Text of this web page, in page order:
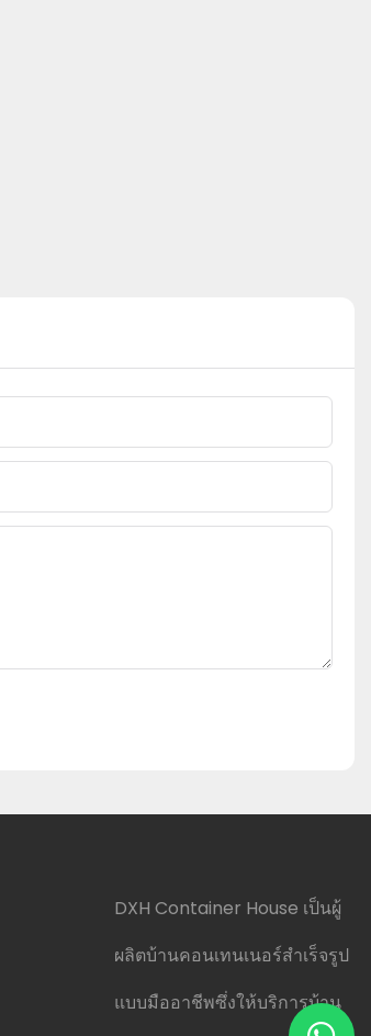
DXH Container House เป็นผู้
ผลิตบ้านคอนเทนเนอร์สำเร็จรูป
แบบมืออาชีพซึ่งให้บริการบ้าน